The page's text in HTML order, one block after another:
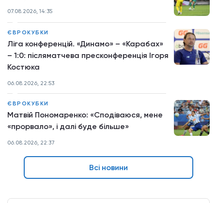
07.08.2026, 14:35
ЄВРОКУБКИ
Ліга конференцій. «Динамо» – «Карабах»
– 1:0: післяматчева пресконференція Ігоря
Костюка
06.08.2026, 22:53
ЄВРОКУБКИ
Матвій Пономаренко: «Сподіваюся, мене
«прорвало», і далі буде більше»
06.08.2026, 22:37
Всі новини